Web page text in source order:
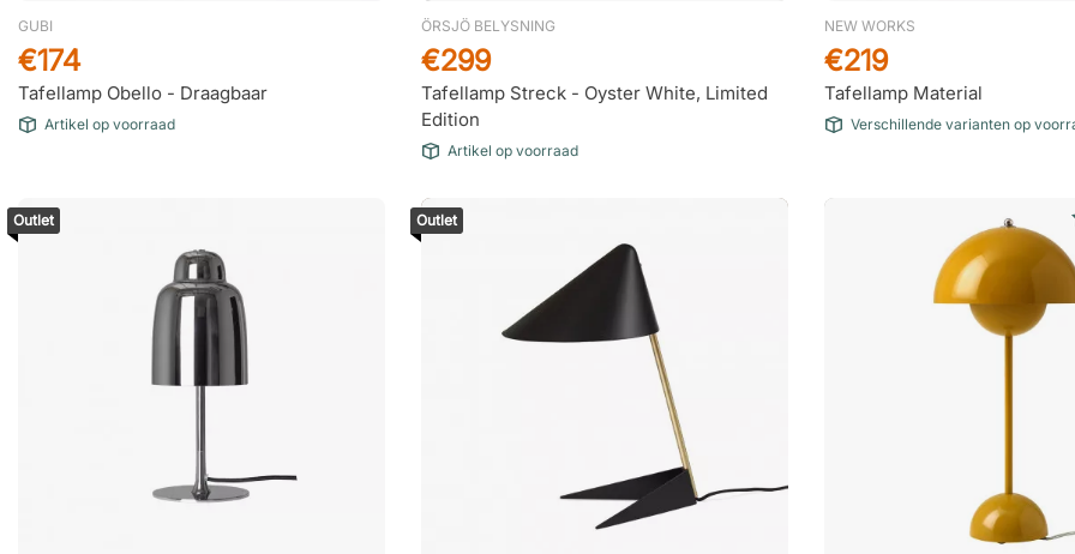
GUBI
Tafellamp Obello - Draagbaar
€174
Artikel op voorraad
ÖRSJÖ BELYSNING
Tafellamp Streck - Oyster White, Limited
Edition
€299
Artikel op voorraad
NEW WORKS
Tafellamp Material
€219
Verschillende varianten op
Outlet Outlet